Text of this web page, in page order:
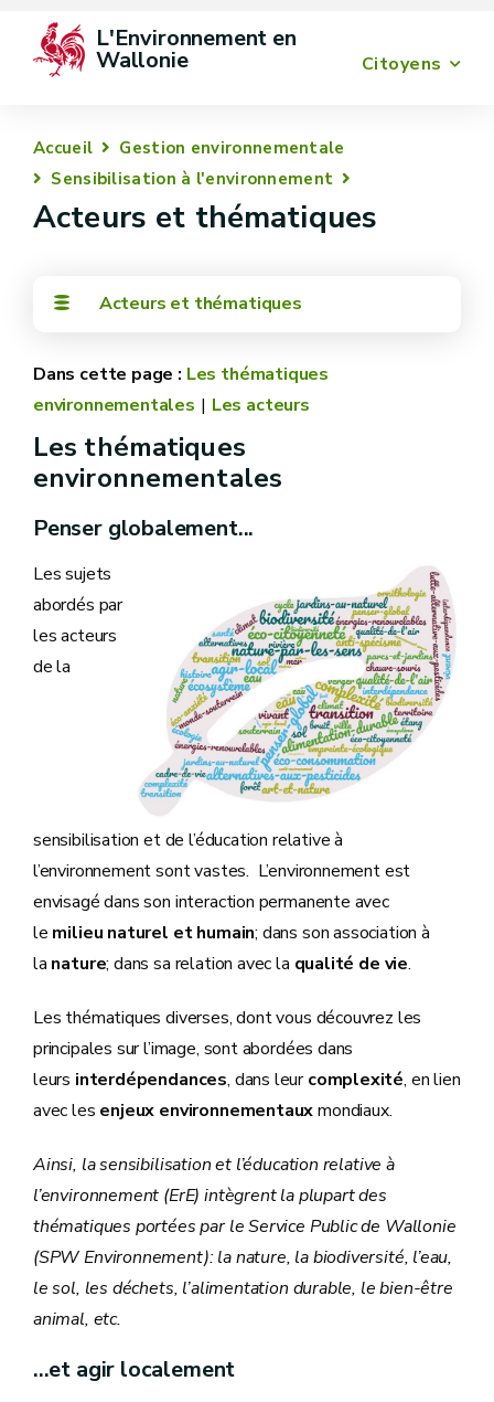
Citoyens
L'Environnement en
Wallonie
Accueil
Gestion environnementale
Sensibilisation à l'environnement
Acteurs et thématiques
Acteurs et thématiques
Les thématiques
environnementales
Les acteurs
Les thématiques
environnementales
Penser globalement...
Les sujets
abordés par
les acteurs
de la
sensibilisation et de l’éducation relative à
l’environnement sont vastes. L’environnement est
envisagé dans son interaction permanente avec
le milieu naturel et humain; dans son association à
la nature; dans sa relation avec la qualité de vie.
Les thématiques diverses, dont vous découvrez les
principales sur l’image, sont abordées dans
leurs interdépendances, dans leurcomplexité, en lien
avec les enjeux environnementauxmondiaux.
Ainsi, la sensibilisation et l’éducation relative à
l’environnement (ErE) intègrent la plupart des
thématiques portées par le Service Public de Wallonie
(SPW Environnement): la nature, la biodiversité, l’eau,
le sol, les déchets, l’alimentation durable, le bien-être
animal, etc.
...et agir localement